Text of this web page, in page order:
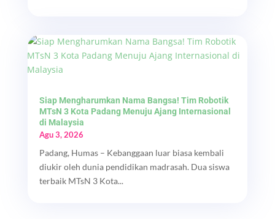
Siap Mengharumkan Nama Bangsa! Tim Robotik
MTsN 3 Kota Padang Menuju Ajang Internasional
di Malaysia
Agu 3, 2026
Padang, Humas – Kebanggaan luar biasa kembali
diukir oleh dunia pendidikan madrasah. Dua siswa
terbaik MTsN 3 Kota...